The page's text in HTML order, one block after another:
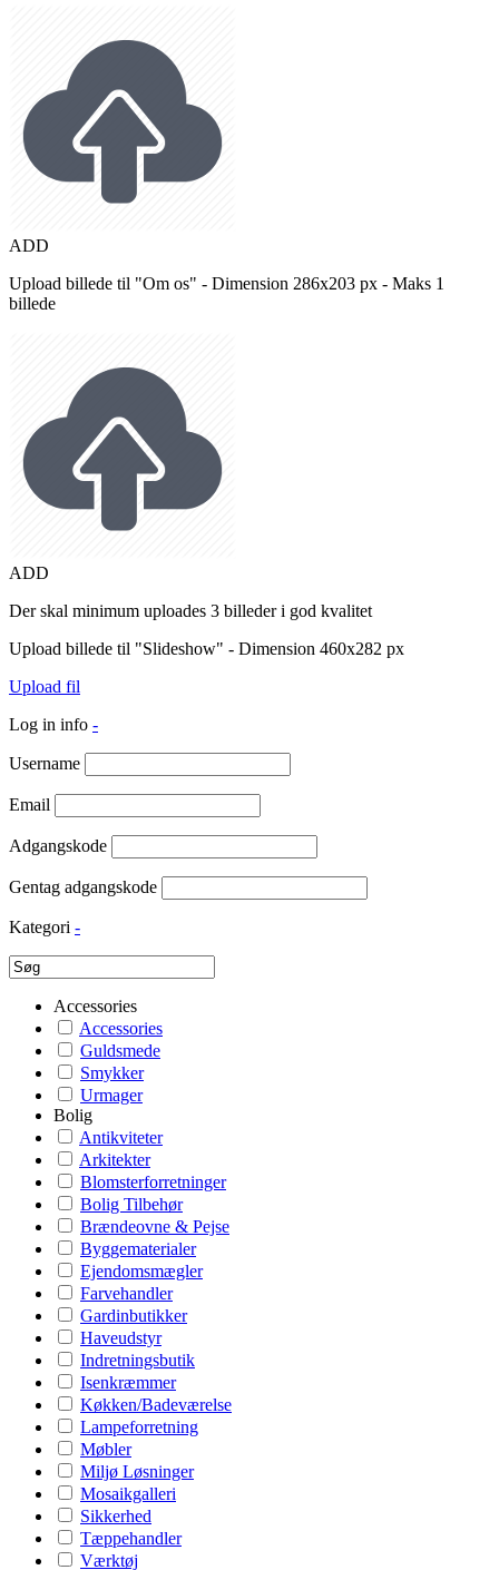
ADD
Upload billede til "Om os" - Dimension 286x203 px - Maks 1
billede
ADD
Der skal minimum uploades 3 billeder i god kvalitet
Upload billede til "Slideshow" - Dimension 460x282 px
Upload fil
Log in info -
Username
Email
Adgangskode
Gentag adgangskode
Kategori -
Accessories
Accessories
Guldsmede
Smykker
Urmager
Bolig
Antikviteter
Arkitekter
Blomsterforretninger
Bolig Tilbehør
Brændeovne & Pejse
Byggematerialer
Ejendomsmægler
Farvehandler
Gardinbutikker
Haveudstyr
Indretningsbutik
Isenkræmmer
Køkken/Badeværelse
Lampeforretning
Møbler
Miljø Løsninger
Mosaikgalleri
Sikkerhed
Tæppehandler
Værktøj